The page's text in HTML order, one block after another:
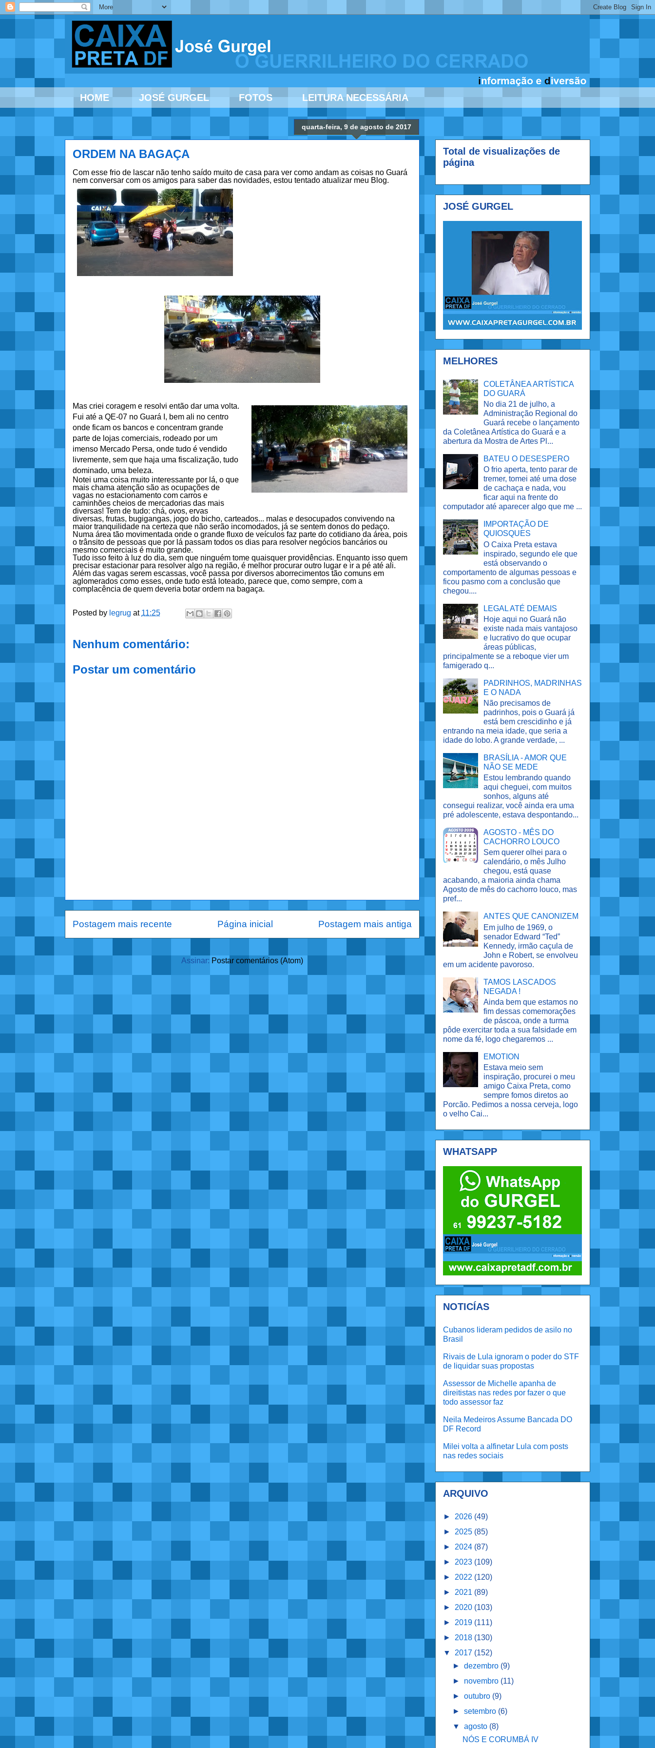
HOME JOSÉ GURGEL FOTOS LEITURA NECESSÁRIA
quarta-feira, 9 de agosto de 2017
ORDEM NA BAGAÇA
Com esse frio de lascar não tenho saído muito de casa para ver como andam as coisas no Guará
nem conversar com os amigos para saber das novidades, estou tentado atualizar meu Blog.
Mas criei coragem e resolvi então dar uma volta.
Fui até a QE-07 no Guará I, bem ali no centro
onde ficam os bancos e concentram grande
parte de lojas comerciais, rodeado por um
imenso Mercado Persa, onde tudo é vendido
livremente, sem que haja uma fiscalização, tudo
dominado, uma beleza.
Notei uma coisa muito interessante por lá, o que
mais chama atenção são as ocupações de
vagas no estacionamento com carros e
caminhões cheios de mercadorias das mais
diversas! Tem de tudo: chá, ovos, ervas
diversas, frutas, bugigangas, jogo do bicho, carteados... malas e desocupados convivendo na
maior tranquilidade na certeza que não serão incomodados, já se sentem donos do pedaço.
Numa área tão movimentada onde o grande fluxo de veículos faz parte do cotidiano da área, pois
o trânsito de pessoas que por lá passam todos os dias para resolver negócios bancários ou
mesmo comerciais é muito grande.
Tudo isso feito à luz do dia, sem que ninguém tome quaisquer providências. Enquanto isso quem
precisar estacionar para resolver algo na região, é melhor procurar outro lugar e ir a pé até ali.
Além das vagas serem escassas, você passa por diversos aborrecimentos tão comuns em
aglomerados como esses, onde tudo está loteado, parece que, como sempre, com a
complacência de quem deveria botar ordem na bagaça.
Posted by legrug at 11:25
Nenhum comentário:
Postar um comentário
Postagem mais recente Postagem mais antiga
Página inicial
Assinar: Postar comentários (Atom)
Total de visualizações de
página
JOSÉ GURGEL
MELHORES
COLETÂNEA ARTÍSTICA
DO GUARÁ
No dia 21 de julho, a
Administração Regional do
Guará recebe o lançamento
da Coletânea Artística do Guará e a
abertura da Mostra de Artes Pl...
BATEU O DESESPERO
O frio aperta, tento parar de
tremer, tomei até uma dose
de cachaça e nada, vou
ficar aqui na frente do
computador até aparecer algo que me ...
IMPORTAÇÃO DE
QUIOSQUES
O Caixa Preta estava
inspirado, segundo ele que
está observando o
comportamento de algumas pessoas e
ficou pasmo com a conclusão que
chegou....
LEGAL ATÉ DEMAIS
Hoje aqui no Guará não
existe nada mais vantajoso
e lucrativo do que ocupar
áreas públicas,
principalmente se a reboque vier um
famigerado q...
PADRINHOS, MADRINHAS
E O NADA
Não precisamos de
padrinhos, pois o Guará já
está bem crescidinho e já
entrando na meia idade, que seria a
idade do lobo. A grande verdade, ...
BRASÍLIA - AMOR QUE
NÃO SE MEDE
Estou lembrando quando
aqui cheguei, com muitos
sonhos, alguns até
consegui realizar, você ainda era uma
pré adolescente, estava despontando...
AGOSTO - MÊS DO
CACHORRO LOUCO
Sem querer olhei para o
calendário, o mês Julho
chegou, está quase
acabando, a maioria ainda chama
Agosto de mês do cachorro louco, mas
pref...
ANTES QUE CANONIZEM
Em julho de 1969, o
senador Edward “Ted”
Kennedy, irmão caçula de
John e Robert, se envolveu
em um acidente pavoroso.
TAMOS LASCADOS
NEGADA !
Ainda bem que estamos no
fim dessas comemorações
de páscoa, onde a turma
pôde exercitar toda a sua falsidade em
nome da fé, logo chegaremos ...
EMOTION
Estava meio sem
inspiração, procurei o meu
amigo Caixa Preta, como
sempre fomos diretos ao
Porcão. Pedimos a nossa cerveja, logo
o velho Cai...
WHATSAPP
NOTICÍAS
Cubanos lideram pedidos de asilo no
Brasil
Rivais de Lula ignoram o poder do STF
de liquidar suas propostas
Assessor de Michelle apanha de
direitistas nas redes por fazer o que
todo assessor faz
Neila Medeiros Assume Bancada DO
DF Record
Milei volta a alfinetar Lula com posts
nas redes sociais
ARQUIVO
► 2026 (49)
► 2025 (85)
► 2024 (87)
► 2023 (109)
► 2022 (120)
► 2021 (89)
► 2020 (103)
► 2019 (111)
► 2018 (130)
▼ 2017 (152)
►dezembro (9)
► novembro (11)
►outubro (9)
►setembro (6)
▼agosto (8)
NÓS E CORUMBÁ IV